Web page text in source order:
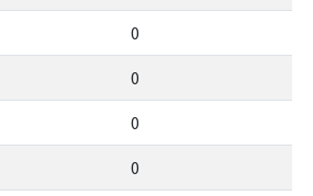
0
0
0
0